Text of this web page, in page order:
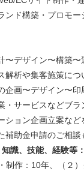
ンド構築・プロモ
〜デザイン〜構築
解析や集客施策につ
企画〜デザイン〜
・サービスなどブ
ション企画立案な
助金申請のご相談
識、技能、経験等：
制作：10年、（２